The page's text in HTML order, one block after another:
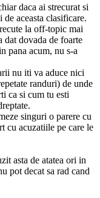
daca ai strecurat si
de aceasta clasificare.
la off-topic mai
dat dovada de foarte
pana acum, nu s-a
nu iti va aduce nici
randuri) de unde
ca si cum tu esti
singuri o parere cu
cu acuzatiile pe care le
asta de atatea ori in
pot decat sa rad cand